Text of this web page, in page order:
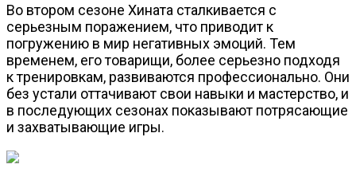
Во втором сезоне Хината сталкивается с
серьезным поражением, что приводит к
погружению в мир негативных эмоций. Тем
временем, его товарищи, более серьезно подходя
к тренировкам, развиваются профессионально. Они
без устали оттачивают свои навыки и мастерство, и
в последующих сезонах показывают потрясающие
и захватывающие игры.